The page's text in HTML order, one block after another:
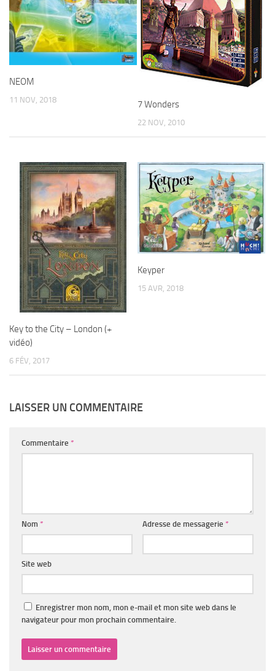
NEOM
11 NOV, 2018 7 Wonders
22 NOV, 2010
Key to the City – London (+
vidéo)
6 FÉV, 2017
Keyper
15 AVR, 2018
LAISSER UN COMMENTAIRE
Commentaire *
Nom * Adresse de messagerie *
Site web
Enregistrer mon nom, mon e-mail et mon site web dans le
navigateur pour mon prochain commentaire.